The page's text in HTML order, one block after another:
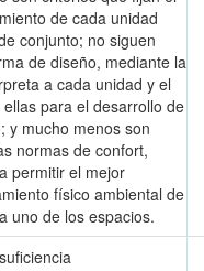
de cada unidad
conjunto; no siguen
de diseño, mediante la
a cada unidad y el
para el desarrollo de
y mucho menos son
normas de confort,
permitir el mejor
físico ambiental de
uno de los espacios.